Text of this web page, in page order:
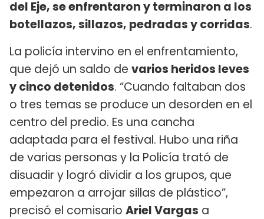
del Eje, se enfrentaron y terminaron a los
botellazos, sillazos, pedradas y corridas.
La policía intervino en el enfrentamiento,
que dejó un saldo de varios heridos leves
y cinco detenidos. “Cuando faltaban dos
o tres temas se produce un desorden en el
centro del predio. Es una cancha
adaptada para el festival. Hubo una riña
de varias personas y la Policía trató de
disuadir y logró dividir a los grupos, que
empezaron a arrojar sillas de plástico”,
precisó el comisario Ariel Vargas a